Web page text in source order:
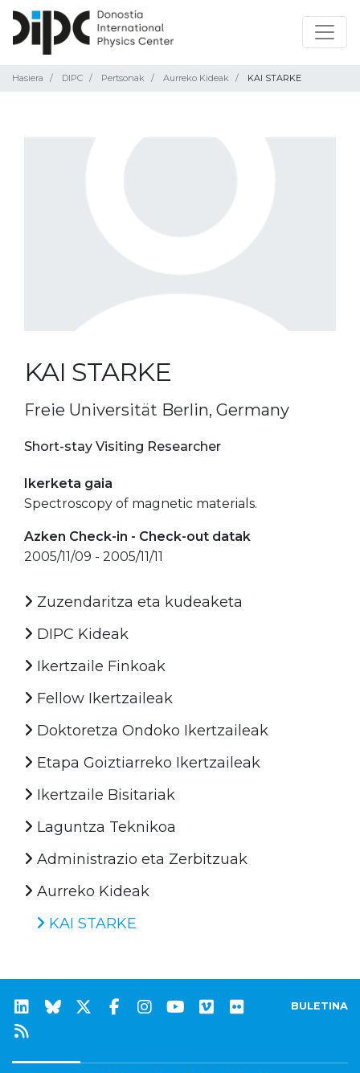
Hasiera DIPC Pertsonak Aurreko Kideak KAI STARKE
KAI STARKE
Freie Universität Berlin, Germany
Short-stay Visiting Researcher
Ikerketa gaia
Spectroscopy of magnetic materials.
Azken Check-in - Check-out datak
2005/11/09 - 2005/11/11
Zuzendaritza eta kudeaketa
DIPC Kideak
Ikertzaile Finkoak
Fellow Ikertzaileak
Doktoretza Ondoko Ikertzaileak
Etapa Goiztiarreko Ikertzaileak
Ikertzaile Bisitariak
Laguntza Teknikoa
Administrazio eta Zerbitzuak
Aurreko Kideak
KAI STARKE
BULETINA